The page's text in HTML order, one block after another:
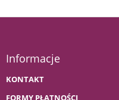
Informacje
KONTAKT
FORMY PŁATNOŚCI